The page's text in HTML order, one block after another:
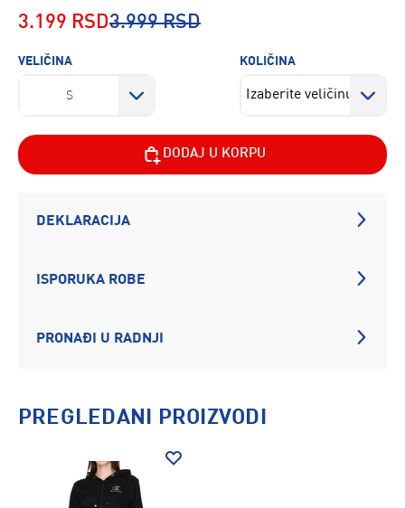
3.199 RSD3.999 RSD
VELIČINA
S
KOLIČINA
DODAJ U KORPU
DEKLARACIJA
ISPORUKA ROBE
PRONAĐI U RADNJI
PREGLEDANI PROIZVODI